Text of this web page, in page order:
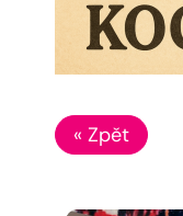
« Zpět